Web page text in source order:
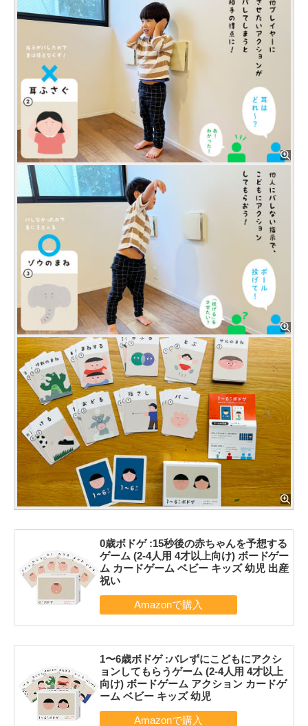
0歳ボドゲ :15秒後の赤ちゃんを予想する
ゲーム (2-4人用 4才以上向け) ボードゲー
ム カードゲーム ベビー キッズ 幼児 出産
祝い
1〜6歳ボドゲ :バレずにこどもにアクシ
ョンしてもらうゲーム (2-4人用 4才以上
向け) ボードゲーム アクション カードゲ
ーム ベビー キッズ 幼児